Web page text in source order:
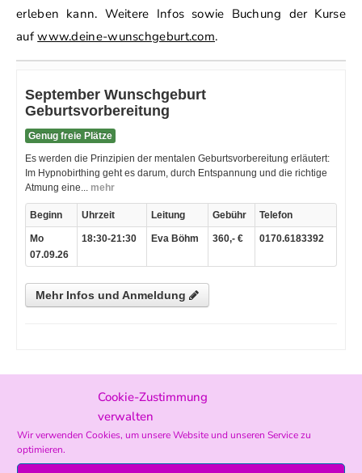
Cookie-Zustimmung
verwalten
Wir verwenden Cookies, um unsere Website und unseren Service zu
optimieren.
erleben kann. Weitere Infos sowie Buchung der Kurse
aufwww.deine-wunschgeburt.com.